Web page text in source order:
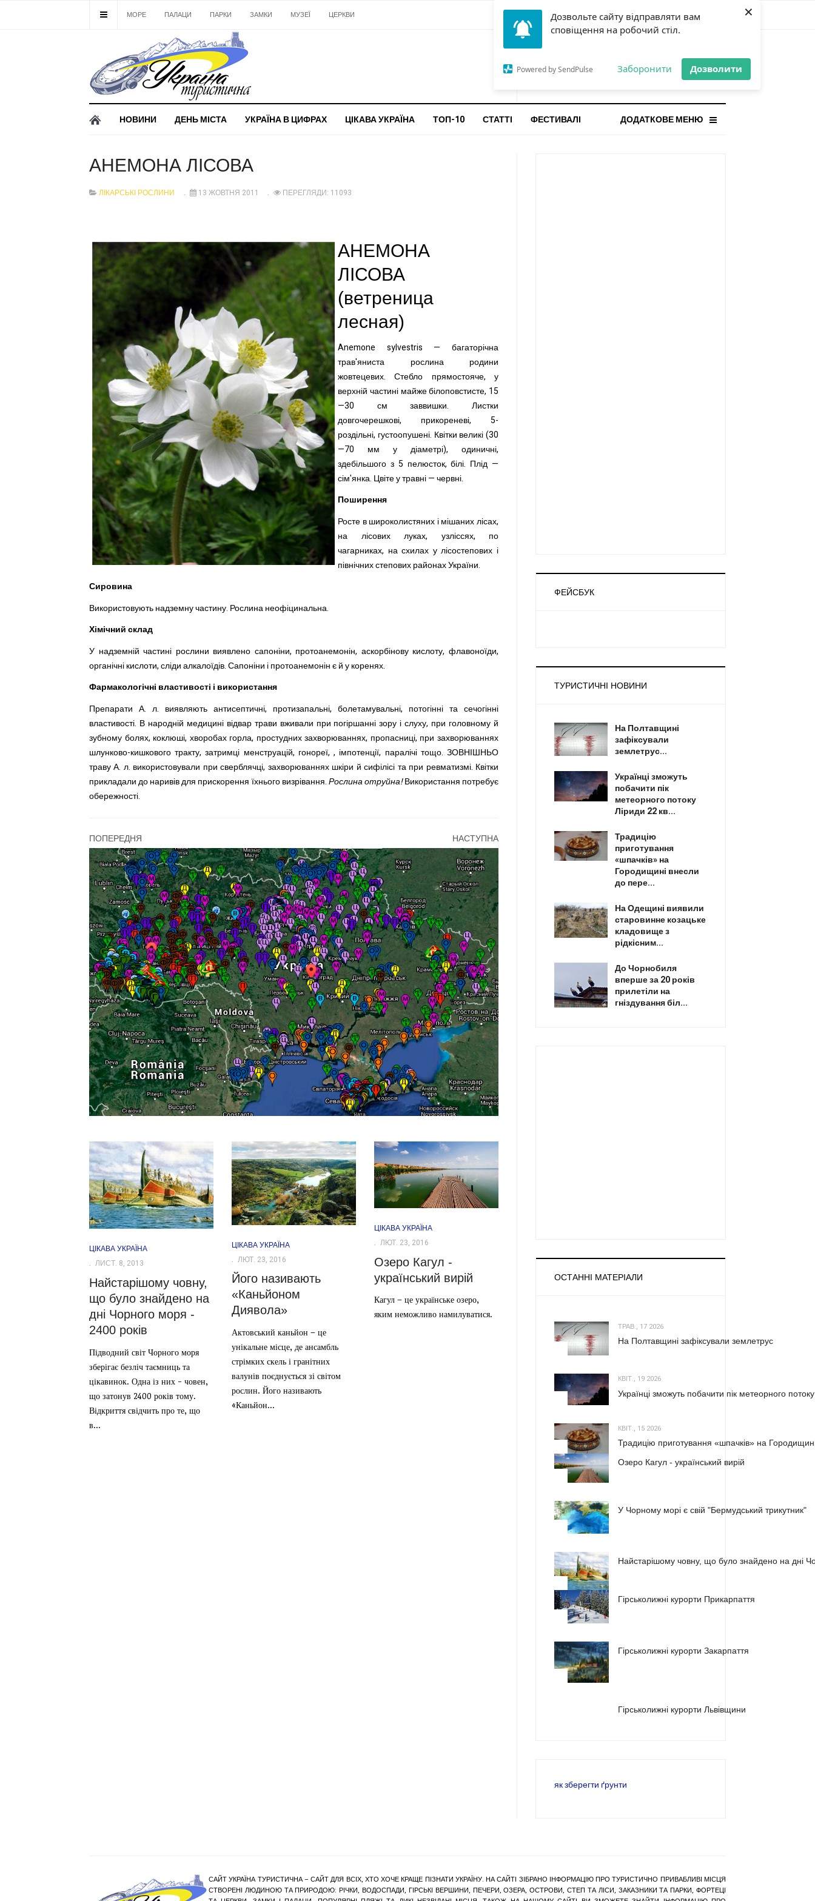
Дозвольте сайту відправляти вам
сповіщення на робочий стіл.
Powered by SendPulse Заборонити Дозволити
×
МОРЕ ПАЛАЦИ ПАРКИ ЗАМКИ МУЗЕЇ ЦЕРКВИ
ОСТАННЯ НОВИНА
Gorilla і відповідальна гра:
чому ліміти важливі поруч із
НОВИНИ ДЕНЬ МІСТА УКРАЇНА В ЦИФРАХ ЦІКАВА УКРАЇНА ТОП-10 СТАТТІ ДОДАТКОВЕ МЕНЮ
ФЕСТИВАЛІ
АНЕМОНА ЛІСОВА
ЛІКАРСЬКІ РОСЛИНИ 13 ЖОВТНЯ 2011 ПЕРЕГЛЯДИ: 11093
АНЕМОНА
ЛІСОВА
(ветреница
лесная)
Anemone sylvestris — багаторічна
трав'яниста рослина родини
жовтецевих. Стебло прямостояче, у
верхній частині майже білоповстисте, 15
—30 см заввишки. Листки
довгочерешкові, прикореневі, 5-
роздільні, густоопушені. Квітки великі (30
—70 мм у діаметрі),
одиничні,
здебільшого з 5 пелюсток, білі. Плід —
сім'янка. Цвіте у травні — червні.
Поширення
Росте в широколистяних і мішаних лісах,
на лісових луках, узліссях, по
чагарниках, на схилах у лісостепових і
північних степових районах України.
Сировина
Використовують надземну частину. Рослина неофіцинальна.
Хімічний склад
У надземній частині рослини виявлено сапоніни, протоанемонін, аскорбінову кислоту, флавоноїди,
органічні кислоти, сліди алкалоїдів. Сапоніни і протоанемонін є й у коренях.
Фармакологічні властивості і використання
Препарати А. л. виявляють антисептичні, протизапальні, болетамувальні, потогінні та сечогінні
властивості. В народній медицині відвар трави вживали при погіршанні зору і слуху, при головному й
зубному болях, коклюші, хворобах горла, простудних захворюваннях, пропасниці, при захворюваннях
шлунково-кишкового тракту, затримці менструацій, гонореї, , імпотенції, паралічі тощо. ЗОВНІШНЬО
траву А. л. використовували при сверблячці, захворюваннях шкіри й сифілісі та при ревматизмі. Квітки
прикладали до наривів для прискорення їхнього визрівання.Рослина отруйна!Використання потребує
обережності.
ПОПЕРЕДНЯ НАСТУПНА
ЦІКАВА УКРАЇНА
ЛИСТ. 8, 2013
Найстарішому човну,
що було знайдено на
дні Чорного моря -
2400 років
Підводний світ Чорного моря
зберігає безліч таємниць та
цікавинок. Одна із них - човен,
що затонув 2400 років тому.
Відкриття свідчить про те, що
в...
ЦІКАВА УКРАЇНА
ЛЮТ. 23, 2016
Його називають
«Каньйоном
Диявола»
Актовський каньйон – це
унікальне місце, де ансамбль
стрімких скель і гранітних
валунів поєднується зі світом
рослин. Його називають
«Каньйон...
ЦІКАВА УКРАЇНА
ЛЮТ. 23, 2016
Озеро Кагул -
український вирій
Кагул – це українське озеро,
яким неможливо намилуватися.
ФЕЙСБУК
ТУРИСТИЧНІ НОВИНИ
На Полтавщині
зафіксували
землетрус...
Українці зможуть
побачити пік
метеорного потоку
Ліриди 22 кв...
Традицію
приготування
«шпачків» на
Городищині внесли
до пере...
На Одещині виявили
старовинне козацьке
кладовище з
рідкісним...
До Чорнобиля
вперше за 20 років
прилетіли на
гніздування біл...
ОСТАННІ МАТЕРІАЛИ
ТРАВ., 17 2026
На Полтавщині зафіксували землетрус
КВІТ., 19 2026
Українці зможуть побачити пік метеорного
КВІТ., 15 2026
Традицію приготування «шпачків» на
Озеро Кагул - український вирій
У Чорному морі є свій "Бермудський трикутник"
Найстарішому човну, що було знайдено на дні
Гірськолижні курорти Прикарпаття
Гірськолижні курорти Закарпаття
Гірськолижні курорти Львівщини
як зберегти ґрунти
САЙТ УКРАЇНА ТУРИСТИЧНА – САЙТ ДЛЯ ВСІХ, ХТО ХОЧЕ КРАЩЕ ПІЗНАТИ УКРАЇНУ. НА САЙТІ ЗІБРАНО ІНФОРМАЦІЮ ПРО ТУРИСТИЧНО ПРИВАБЛИВІ МІСЦЯ
СТВОРЕНІ ЛЮДИНОЮ ТА ПРИРОДОЮ: РІЧКИ, ВОДОСПАДИ, ГІРСЬКІ ВЕРШИНИ, ПЕЧЕРИ, ОЗЕРА, ОСТРОВИ, СТЕП ТА ЛІСИ, ЗАКАЗНИКИ ТА ПАРКИ, ФОРТЕЦІ